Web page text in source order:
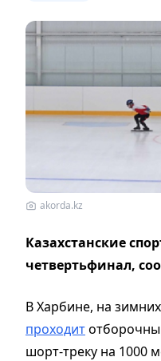
akorda.kz
Казахстанские
четвертьфинал,
В Харбине, на
проходит
шорт-треку на 1000